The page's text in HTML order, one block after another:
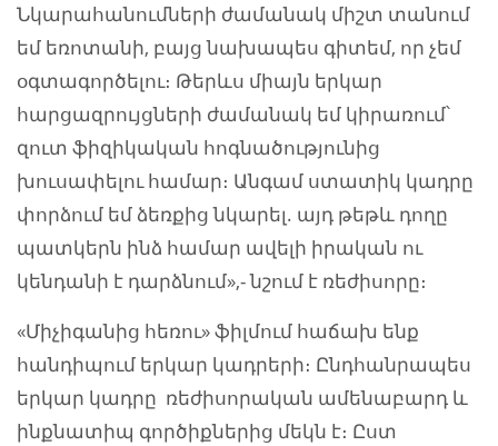
Նկարահանումների ժամանակ միշտ տանում
եմ եռոտանի, բայց նախապես գիտեմ, որ չեմ
օգտագործելու։ Թերևս միայն երկար
հարցազրույցների ժամանակ եմ կիրառում՝
զուտ ֆիզիկական հոգնածությունից
խուսափելու համար։ Անգամ ստատիկ կադրը
փորձում եմ ձեռքից նկարել. այդ թեթև դողը
պատկերն ինձ համար ավելի իրական ու
կենդանի է դարձնում»,- նշում է ռեժիսորը։
«Միչիգանից հեռու» ֆիլմում հաճախ ենք
հանդիպում երկար կադրերի։ Ընդհանրապես
երկար կադրը ռեժիսորական ամենաբարդ և
ինքնատիպ գործիքներից մեկն է։ Ըստ